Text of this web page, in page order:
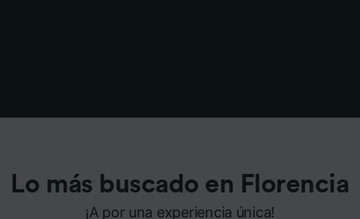
Lo más buscado en Florencia
¡A por una experiencia única!